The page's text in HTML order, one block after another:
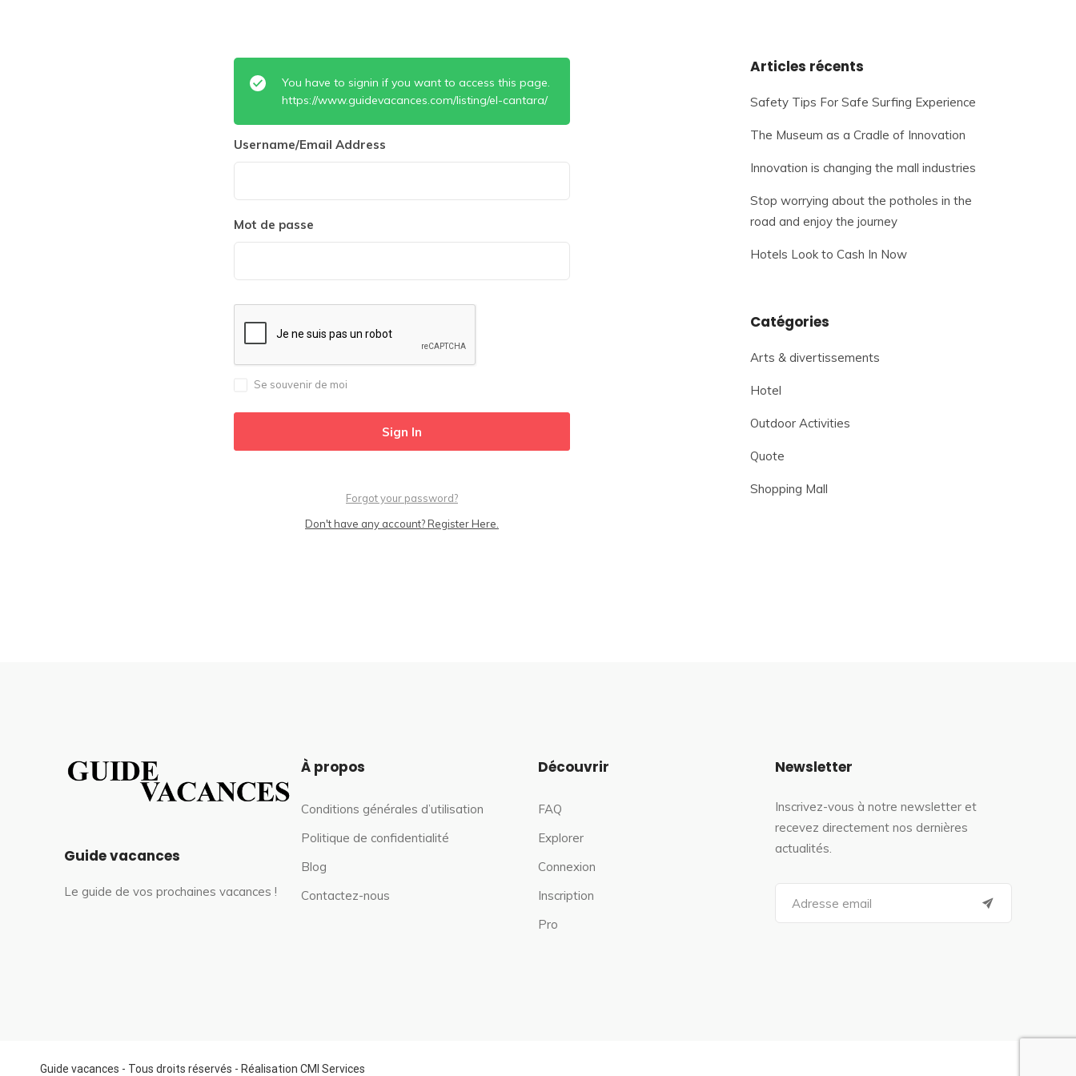
You have to signin if you want to access this page.
https://www.guidevacances.com/listing/el-cantara/
Username/Email Address
Mot de passe
Se souvenir de moi
Forgot your password?
Don't have any account? Register Here.
Articles récents
Safety Tips For Safe Surfing Experience
The Museum as a Cradle of Innovation
Innovation is changing the mall industries
Stop worrying about the potholes in the
road and enjoy the journey
Hotels Look to Cash In Now
Catégories
Arts & divertissements
Hotel
Outdoor Activities
Quote
Shopping Mall
Guide vacances
Le guide de vos prochaines vacances !
À propos
Conditions générales d’utilisation
Politique de confidentialité
Blog
Contactez-nous
Découvrir
FAQ
Explorer
Connexion
Inscription
Pro
Newsletter
Inscrivez-vous à notre newsletter et
recevez directement nos dernières
actualités.
a
Guide vacances - Tous droits réservés - Réalisation CMI Services